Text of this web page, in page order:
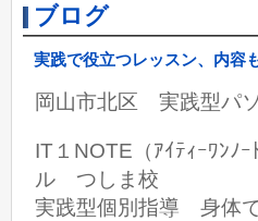
ブログ
実践で役立つレッスン、内容
岡山市北区 実践型パ
IT１NOTE（ｱｲﾃｨｰﾜﾝﾉ
ル つしま校
実践型個別指導 身体